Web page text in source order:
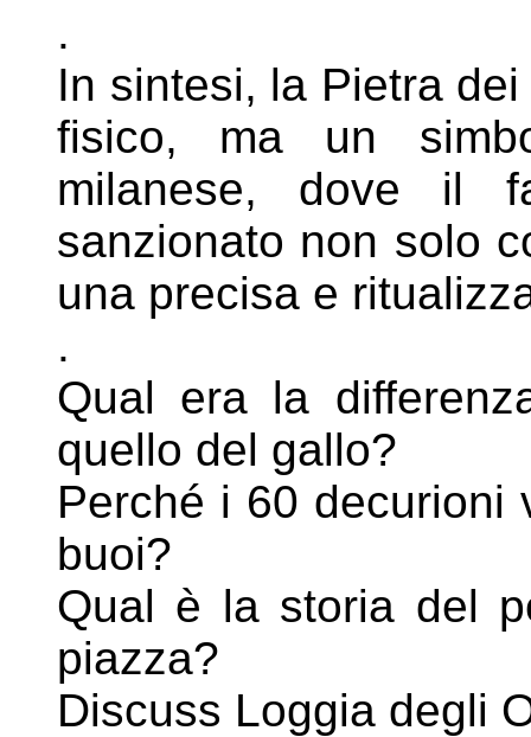
.
In sintesi, la Pietra
fisico, ma un
milanese, dove il
sanzionato non solo
una precisa e
.
Qual era la
quello del gallo?
Perché i 60 decurioni
buoi?
Qual è la storia del
piazza?
Discuss Loggia degli